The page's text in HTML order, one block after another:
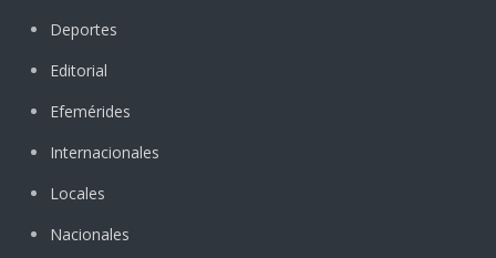
Deportes
Editorial
Efemérides
Internacionales
Locales
Nacionales